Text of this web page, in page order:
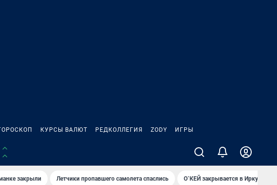
КУРСЫ ВАЛЮТ РЕДКОЛЛЕГИЯ ZODY ИГРЫ
закрыли Летчики пропавшего самолета спаслись О`КЕЙ закрывается в Иркутске